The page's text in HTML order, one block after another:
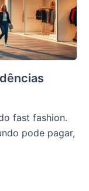
fast fashion.
pode pagar,